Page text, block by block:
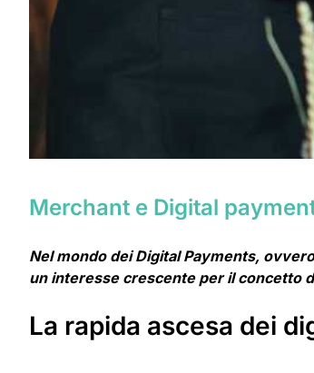
Merchant e Digital
Nel mondo dei Digital Payments,
un interesse crescente per il concetto
La rapida ascesa dei